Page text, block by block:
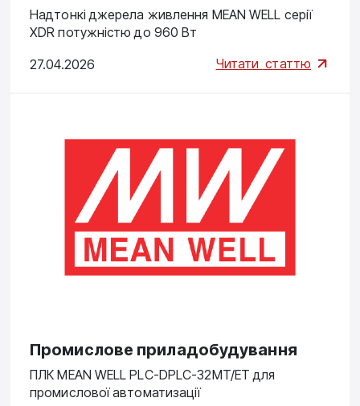
Надтонкі джерела живлення MEAN WELL серії
XDR потужністю до 960 Вт
27.04.2026 Читати статтю
Промислове приладобудування
ПЛК MEAN WELL PLC-DPLC-32MT/ET для
промислової автоматизації